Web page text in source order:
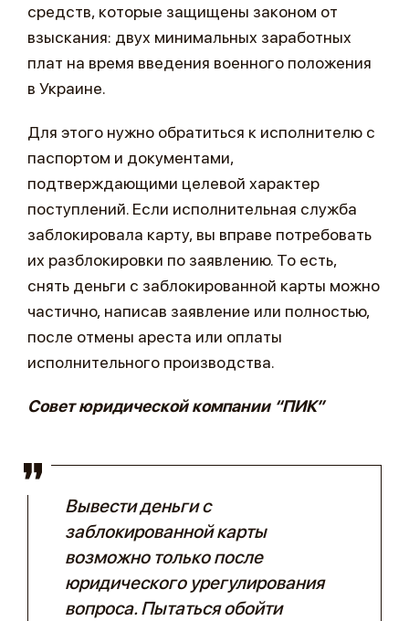
средств, которые защищены законом от
взыскания: двух минимальных заработных
плат на время введения военного положения
в Украине.
Для этого нужно обратиться к исполнителю с
паспортом и документами,
подтверждающими целевой характер
поступлений. Если исполнительная служба
заблокировала карту, вы вправе потребовать
их разблокировки по заявлению. То есть,
снять деньги с заблокированной карты можно
частично, написав заявление или полностью,
после отмены ареста или оплаты
исполнительного производства.
Совет юридической компании “ПИК”
Вывести деньги с
заблокированной карты
возможно только после
юридического урегулирования
вопроса. Пытаться обойти